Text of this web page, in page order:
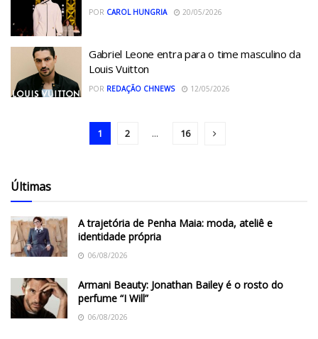
POR CAROL HUNGRIA 20/05/2026
Gabriel Leone entra para o time masculino da
Louis Vuitton
POR REDAÇÃO CHNEWS 12/05/2026
1 2 ... 16
Últimas
A trajetória de Penha Maia: moda, ateliê e
identidade própria
06/08/2026
Armani Beauty: Jonathan Bailey é o rosto do
perfume “I Will”
06/08/2026